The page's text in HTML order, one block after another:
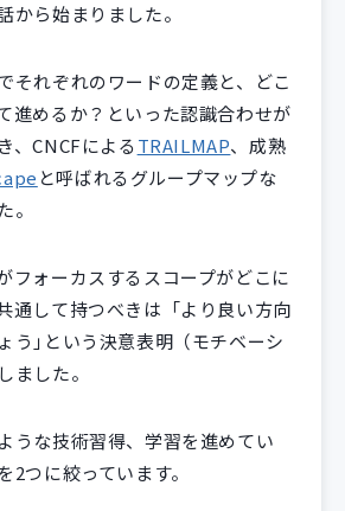
から始まりました。
それぞれのワードの定義と、どこ
進めるか？といった認識合わせが
、CNCFによるTRAILMAP、成熟
と呼ばれるグループマップな
。
フォーカスするスコープがどこに
通して持つべきは「より良い方向
う｣という決意表明（モチベーシ
ました。
うな技術習得、学習を進めてい
2つに絞っています。